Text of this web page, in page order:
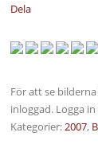
Dela
För att se
inloggad. Logga in
Kategorier:2007,